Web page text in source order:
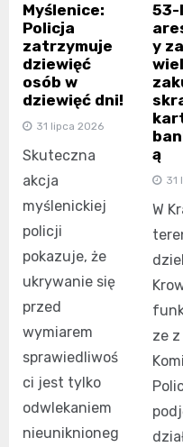
Myślenice:
Policja
zatrzymuje
dziewięć
osób w
dziewięć dni!
31 lipca 2026
Skuteczna
akcja
myślenickiej
policji
pokazuje, że
ukrywanie się
przed
wymiarem
sprawiedliwoś
ci jest tylko
odwlekaniem
nieuniknioneg
y za
ą
31
W
ze z